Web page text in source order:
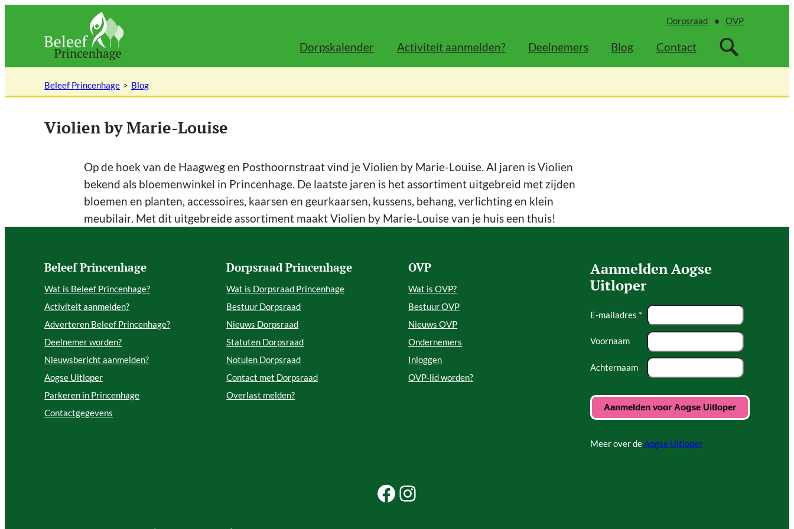
inhoud
Dorpsraad OVP
Dorpskalender Activiteit aanmelden? Deelnemers Blog Contact
Beleef Princenhage Blog
Violien by Marie-Louise
Op de hoek van de Haagweg en Posthoornstraat vind je Violien by Marie-Louise. Al jaren is Violien
bekend als bloemenwinkel in Princenhage. De laatste jaren is het assortiment uitgebreid met zijden
bloemen en planten, accessoires, kaarsen en geurkaarsen, kussens, behang, verlichting en klein
meubilair. Met dit uitgebreide assortiment maakt Violien by Marie-Louise van je huis een thuis!
Beleef Princenhage
Wat is Beleef Princenhage?
Activiteit aanmelden?
Adverteren Beleef Princenhage?
Deelnemer worden?
Nieuwsbericht aanmelden?
Aogse Uitloper
Parkeren in Princenhage
Contactgegevens
Dorpsraad Princenhage
Wat is Dorpsraad Princenhage
Bestuur Dorpsraad
Nieuws Dorpsraad
Statuten Dorpsraad
Notulen Dorpsraad
Contact met Dorpsraad
Overlast melden?
OVP
Wat is OVP?
Bestuur OVP
Nieuws OVP
Ondernemers
Inloggen
OVP-lid worden?
Aanmelden Aogse
Uitloper
E-mailadres *
Voornaam
Achternaam
Meer over deAogse Uitloper
Facebook Beleef Princenhage
Instagram Beleef Princenhage